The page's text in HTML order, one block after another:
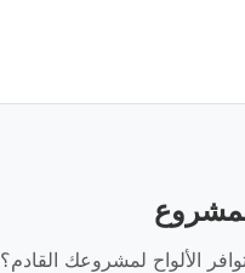
الألواح لمشروعك القادم؟